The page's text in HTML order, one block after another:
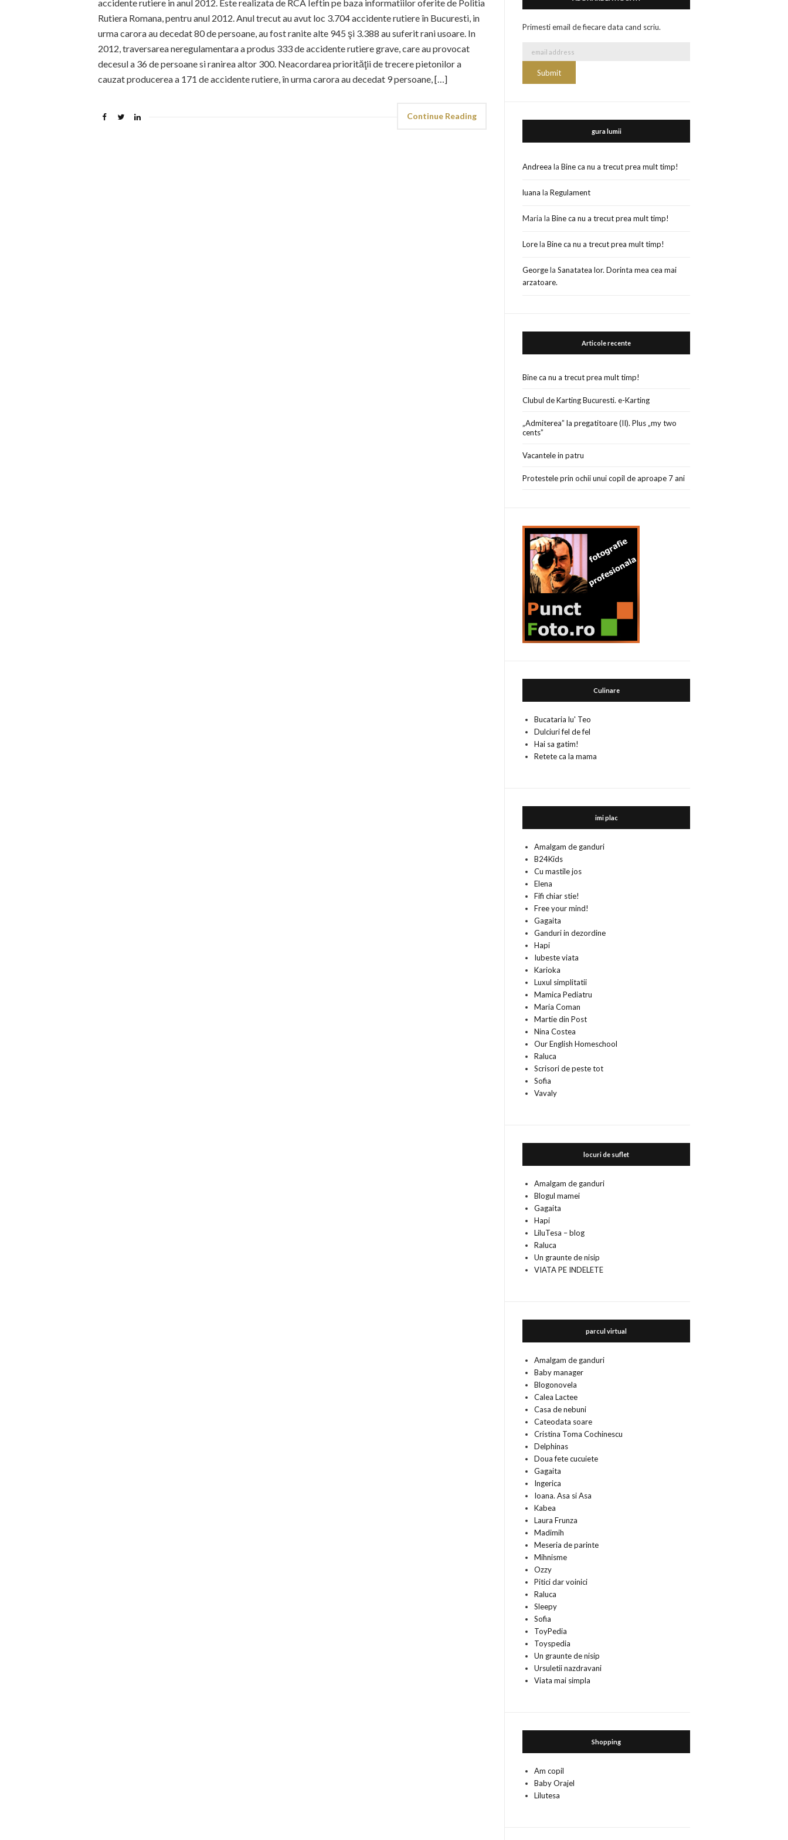
accidente rutiere in anul 2012. Este realizata de RCA Ieftin pe baza informatiilor oferite de Politia
Rutiera Romana, pentru anul 2012. Anul trecut au avut loc 3.704 accidente rutiere în Bucuresti, in
urma carora au decedat 80 de persoane, au fost ranite alte 945 şi 3.388 au suferit rani usoare. In
2012, traversarea neregulamentara a produs 333 de accidente rutiere grave, care au provocat
decesul a 36 de persoane si ranirea altor 300. Neacordarea priorităţii de trecere pietonilor a
cauzat producerea a 171 de accidente rutiere, în urma carora au decedat 9 persoane, […]
Continue Reading
Primesti email de fiecare data cand scriu.
gura lumii
Andreea laBine ca nu a trecut prea mult timp!
luana laRegulament
Maria laBine ca nu a trecut prea mult timp!
LorelaBine ca nu a trecut prea mult timp!
GeorgelaSanatatea lor. Dorinta mea cea mai
arzatoare.
Articole recente
Bine ca nu a trecut prea mult timp!
Clubul de Karting Bucuresti. e-Karting
„Admiterea” la pregatitoare (II). Plus „my two
cents”
Vacantele in patru
Protestele prin ochii unui copil de aproape 7 ani
Culinare
Bucataria lu' Teo
Dulciuri fel de fel
Hai sa gatim!
Retete ca la mama
imi plac
Amalgam de ganduri
B24Kids
Cu mastile jos
Elena
Fifi chiar stie!
Free your mind!
Gagaita
Ganduri in dezordine
Hapi
Iubeste viata
Karioka
Luxul simplitatii
Mamica Pediatru
Maria Coman
Martie din Post
Nina Costea
Our English Homeschool
Raluca
Scrisori de peste tot
Sofia
Vavaly
locuri de suflet
Amalgam de ganduri
Blogul mamei
Gagaita
Hapi
LiluTesa – blog
Raluca
Un graunte de nisip
VIATA PE INDELETE
parcul virtual
Amalgam de ganduri
Baby manager
Blogonovela
Calea Lactee
Casa de nebuni
Cateodata soare
Cristina Toma Cochinescu
Delphinas
Doua fete cucuiete
Gagaita
Ingerica
Ioana. Asa si Asa
Kabea
Laura Frunza
Madimih
Meseria de parinte
Mihnisme
Ozzy
Pitici dar voinici
Raluca
Sleepy
Sofia
ToyPedia
Toyspedia
Un graunte de nisip
Ursuletii nazdravani
Viata mai simpla
Shopping
Am copil
Baby Orajel
Lilutesa